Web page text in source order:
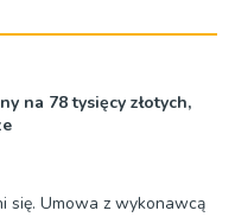
na 78 tysięcy złotych,
się. Umowa z wykonawcą